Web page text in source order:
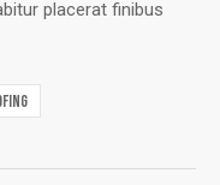
placerat finibus